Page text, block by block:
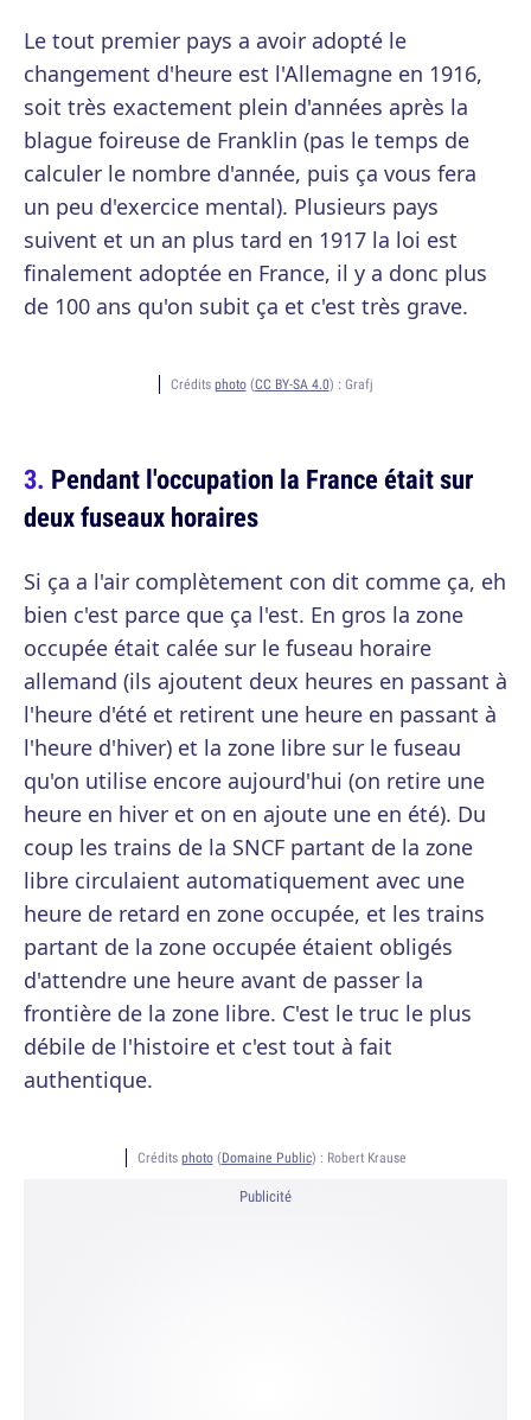
Le tout premier pays a avoir adopté le
changement d'heure est l'Allemagne en 1916,
soit très exactement plein d'années après la
blague foireuse de Franklin (pas le temps de
calculer le nombre d'année, puis ça vous fera
un peu d'exercice mental). Plusieurs pays
suivent et un an plus tard en 1917 la loi est
finalement adoptée en France, il y a donc plus
de 100 ans qu'on subit ça et c'est très grave.
Crédits photo(CC BY-SA 4.0) : Grafj
Pendant l'occupation la France était sur
deux fuseaux horaires
Si ça a l'air complètement con dit comme ça, eh
bien c'est parce que ça l'est. En gros la zone
occupée était calée sur le fuseau horaire
allemand (ils ajoutent deux heures en passant à
l'heure d'été et retirent une heure en passant à
l'heure d'hiver) et la zone libre sur le fuseau
qu'on utilise encore aujourd'hui (on retire une
heure en hiver et on en ajoute une en été). Du
coup les trains de la SNCF partant de la zone
libre circulaient automatiquement avec une
heure de retard en zone occupée, et les trains
partant de la zone occupée étaient obligés
d'attendre une heure avant de passer la
frontière de la zone libre. C'est le truc le plus
débile de l'histoire et c'est tout à fait
authentique.
Crédits photo(Domaine Public) : Robert Krause
Publicité